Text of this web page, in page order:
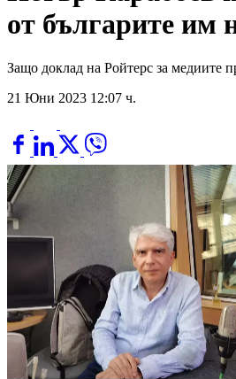
от българите им
Защо доклад на Ройтерс за медиите
21 Юни 2023 12:07 ч.